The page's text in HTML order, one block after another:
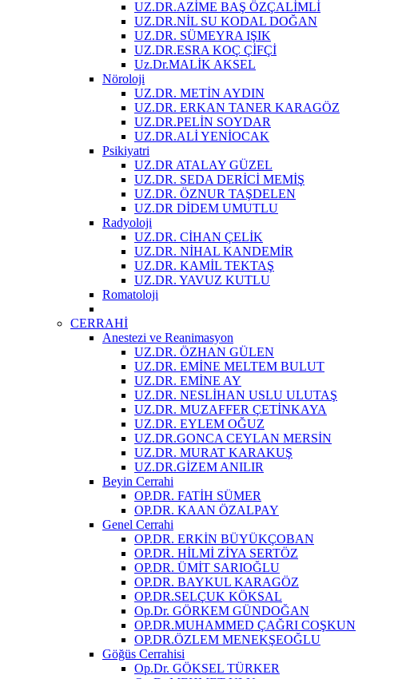
UZ.DR.AZİME BAŞ ÖZÇALİMLİ
UZ.DR.NİL SU KODAL DOĞAN
UZ.DR. SÜMEYRA IŞIK
UZ.DR.ESRA KOÇ ÇİFÇİ
Uz.Dr.MALİK AKSEL
Nöroloji
UZ.DR. METİN AYDIN
UZ.DR. ERKAN TANER KARAGÖZ
UZ.DR.PELİN SOYDAR
UZ.DR.ALİ YENİOCAK
Psikiyatri
UZ.DR ATALAY GÜZEL
UZ.DR. SEDA DERİCİ MEMİŞ
UZ.DR. ÖZNUR TAŞDELEN
UZ.DR DİDEM UMUTLU
Radyoloji
UZ.DR. CİHAN ÇELİK
UZ.DR. NİHAL KANDEMİR
UZ.DR. KAMİL TEKTAŞ
UZ.DR. YAVUZ KUTLU
Romatoloji
CERRAHİ
Anestezi ve Reanimasyon
UZ.DR. ÖZHAN GÜLEN
UZ.DR. EMİNE MELTEM BULUT
UZ.DR. EMİNE AY
UZ.DR. NESLİHAN USLU ULUTAŞ
UZ.DR. MUZAFFER ÇETİNKAYA
UZ.DR. EYLEM OĞUZ
UZ.DR.GONCA CEYLAN MERSİN
UZ.DR. MURAT KARAKUŞ
UZ.DR.GİZEM ANILIR
Beyin Cerrahi
OP.DR. FATİH SÜMER
OP.DR. KAAN ÖZALPAY
Genel Cerrahi
OP.DR. ERKİN BÜYÜKÇOBAN
OP.DR. HİLMİ ZİYA SERTÖZ
OP.DR. ÜMİT SARIOĞLU
OP.DR. BAYKUL KARAGÖZ
OP.DR.SELÇUK KÖKSAL
Op.Dr. GÖRKEM GÜNDOĞAN
OP.DR.MUHAMMED ÇAĞRI COŞKUN
OP.DR.ÖZLEM MENEKŞEOĞLU
Göğüs Cerrahisi
Op.Dr. GÖKSEL TÜRKER